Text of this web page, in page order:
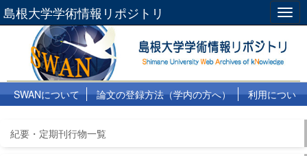
島根大学学術情報リポジトリ
SWANについて 論文の登録方法（学内の方へ）
利用につい
紀要・定期刊行物一覧